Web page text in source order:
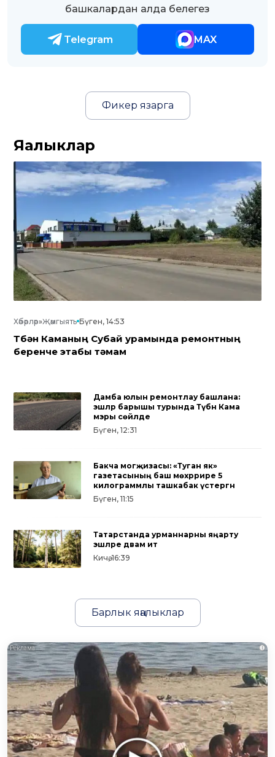
башкалардан алда белегез
Telegram MAX
Фикер язарга
Яңалыклар
Хәбәрләр»Җәмгыять Бүген, 14:53
Түбән Каманың Субай урамында ремонтның
беренче этабы тәмам
Дамба юлын ремонтлау башлана:
эшләр барышы турында Түбән Кама
мэры сөйләде
Бүген, 12:31
Бакча могҗизасы: «Туган як»
газетасының баш мөхәррире 5
килограммлы ташкабак үстергән
Бүген, 11:15
Татарстанда урманнарны яңарту
эшләре дәвам итә
Кичә, 16:39
Барлык яңалыклар
i